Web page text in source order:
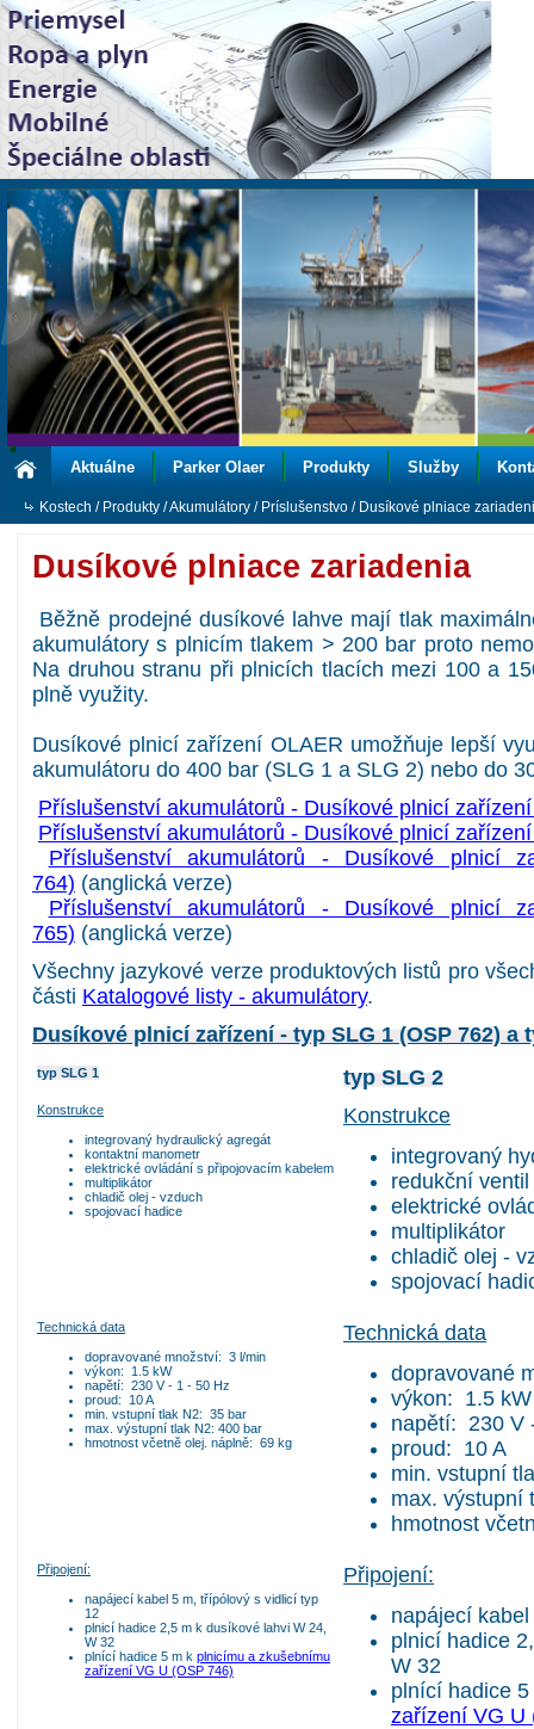
Aktuálne Parker Olaer Produkty Služby
Kostech / Produkty /Akumulátory / Príslušenstvo / Dusíkové plniace
Dusíkové plniace zariadenia
Běžně prodejné dusíkové lahve mají tlak
akumulátory s plnicím tlakem > 200 bar proto
Na druhou stranu při plnicích tlacích mezi 100 a
plně využity.
Dusíkové plnicí zařízení OLAER umožňuje lepší
akumulátoru do 400 bar (SLG 1 a SLG 2) nebo do
Příslušenství akumulátorů - Dusíkové plnicí
Příslušenství akumulátorů - Dusíkové plnicí
Příslušenství akumulátorů - Dusíkové plnicí
764) (anglická verze)
Příslušenství akumulátorů - Dusíkové plnicí
765) (anglická verze)
Všechny jazykové verze produktových listů pro
části Katalogové listy - akumulátory.
Dusíkové plnicí zařízení - typ SLG 1 (OSP 762) a
typ SLG 1 typ SLG 2
Konstrukce
integrovaný hydraulický agregát
kontaktní manometr
elektrické ovládání s připojovacím kabelem
multiplikátor
chladič olej - vzduch
spojovací hadice
Konstrukce
integrovaný
redukční ventil
elektrické
multiplikátor
chladič olej -
spojovací
Technická data
dopravované množství: 3 l/min
výkon: 1.5 kW
napětí: 230 V - 1 - 50 Hz
proud: 10 A
min. vstupní tlak N2: 35 bar
max. výstupní tlak N2: 400 bar
hmotnost včetně olej. náplně: 69 kg
Technická data
dopravované
výkon: 1.5 kW
napětí: 230 V
proud: 10 A
min. vstupní
max. výstupní
hmotnost
Připojení:
napájecí kabel 5 m, třípólový s vidlicí typ
12
plnicí hadice 2,5 m k dusíkové lahvi W 24,
W 32
plnící hadice 5 m k plnicímu a zkušebnímu
zařízení VG U (OSP 746)
Připojení:
napájecí
plnicí hadice
W 32
plnící hadice
zařízení VG U